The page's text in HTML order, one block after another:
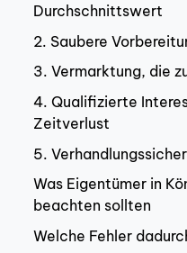
Durchschnittswert
2. Saubere
3. Vermarktung, die
4. Qualifizierte
Zeitverlust
5.
Was Eigentümer in
beachten sollten
Welche Fehler